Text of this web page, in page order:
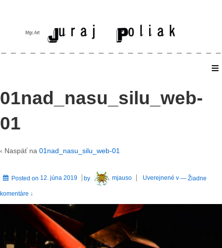
≡
01nad_nasu_silu_web-
01
‹ Naspäť na 01nad_nasu_silu_web-01
Posted on 12. júna 2019 by mjauso Uverejnené v — Žiadne
komentáre ↓